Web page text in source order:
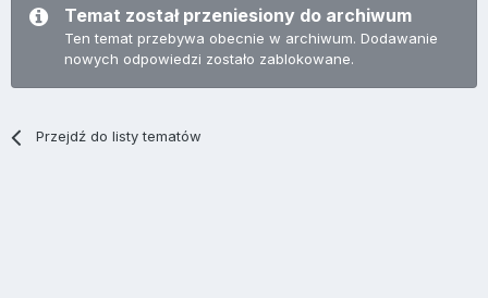
Temat został przeniesiony do archiwum
Ten temat przebywa obecnie w archiwum. Dodawanie
nowych odpowiedzi zostało zablokowane.
Przejdź do listy tematów